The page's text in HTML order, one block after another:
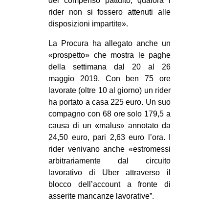
rider non si fossero attenuti alle
disposizioni impartite».
La Procura ha allegato anche un
«prospetto» che mostra le paghe
della settimana dal 20 al 26
maggio 2019. Con ben 75 ore
lavorate (oltre 10 al giorno) un rider
ha portato a casa 225 euro. Un suo
compagno con 68 ore solo 179,5 a
causa di un «malus» annotato da
24,50 euro, pari 2,63 euro l’ora. I
rider venivano anche «estromessi
arbitrariamente dal circuito
lavorativo di Uber attraverso il
blocco dell’account a fronte di
asserite mancanze lavorative”.